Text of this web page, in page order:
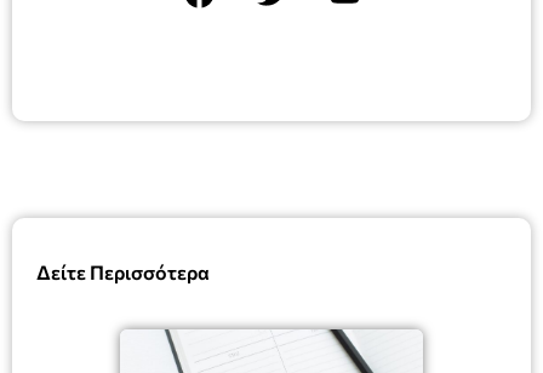
Δείτε Περισσότερα